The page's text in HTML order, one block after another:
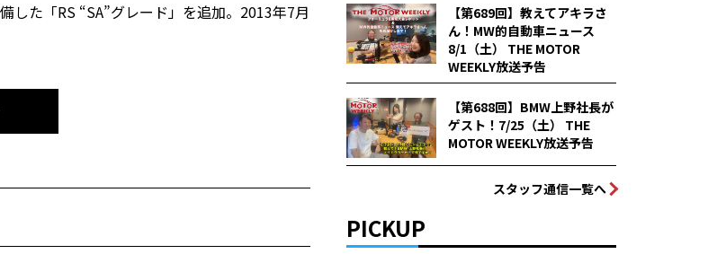
した「RS “SA”グレード」を追加。2013年7月
【第689回】教えてアキラさ
ん！MW的自動車ニュース
8/1（土） THE MOTOR
WEEKLY放送予告
【第688回】BMW上野社長が
ゲスト！7/25（土） THE
MOTOR WEEKLY放送予告
スタッフ通信一覧へ
PICKUP